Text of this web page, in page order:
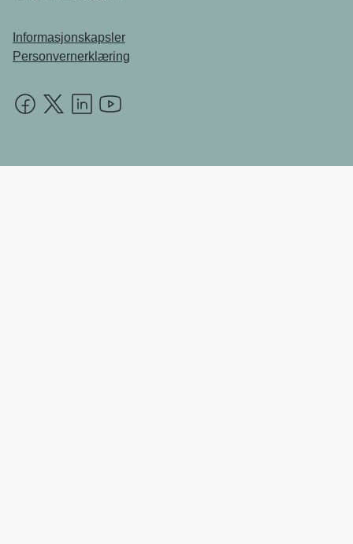
Informasjonskapsler
Personvernerklæring